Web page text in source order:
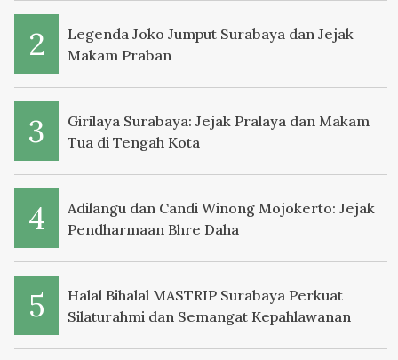
Legenda Joko Jumput Surabaya dan Jejak
Makam Praban
Girilaya Surabaya: Jejak Pralaya dan Makam
Tua di Tengah Kota
Adilangu dan Candi Winong Mojokerto: Jejak
Pendharmaan Bhre Daha
Halal Bihalal MASTRIP Surabaya Perkuat
Silaturahmi dan Semangat Kepahlawanan